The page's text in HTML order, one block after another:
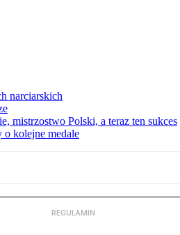
narciarskich
mistrzostwo Polski, a teraz ten sukces
o kolejne medale
REGULAMIN